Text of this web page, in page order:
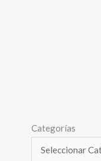
Categorías